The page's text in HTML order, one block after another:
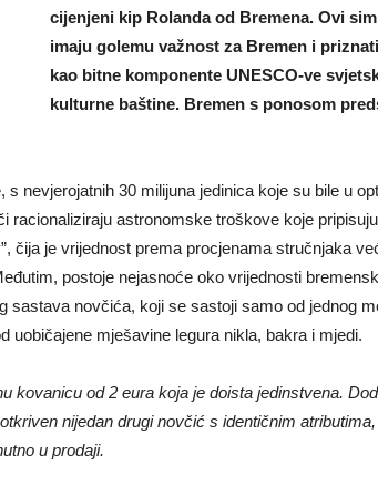
cijenjeni kip Rolanda od Bremena. Ovi
imaju golemu važnost za Bremen i
kao bitne komponente UNESCO-ve
kulturne baštine. Bremen s ponosom
nevjerojatnih 30 milijuna jedinica koje su bile u
racionaliziraju astronomske troškove koje
čija je vrijednost prema procjenama stručnjaka
postoje nejasnoće oko vrijednosti
sastava novčića, koji se sastoji samo od jednog
uobičajene mješavine legura nikla, bakra i mjedi.
kovanicu od 2 eura koja je doista jedinstvena.
nijedan drugi novčić s identičnim
u prodaji.